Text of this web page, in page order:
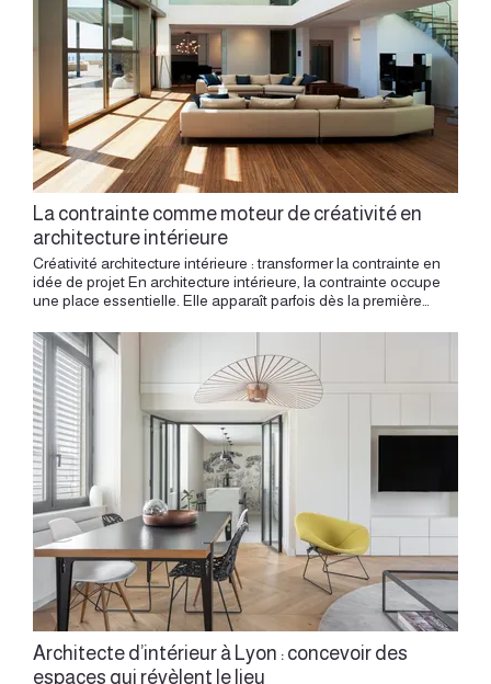
La contrainte comme moteur de créativité en
architecture intérieure
Créativité architecture intérieure : transformer la contrainte en idée de projet En architecture intérieure, la contrainte occupe une place essentielle. Elle apparaît parfois dès la première visite : un mur porteur, une faible lumière, une pièce étroite, une hauteur singulière, une gaine technique, un budget cadré, une copropriété exigeante, une surface compacte ou un volume difficile à lire. À première vue, elle semble limiter le projet. Pourtant, elle peut devenir le point de départ d’une idée forte. Une contrainte bien perçue peut devenir le point de départ d’une rénovation partielle précise et créative. Une contrainte oblige à regarder autrement. Elle invite à chercher une réponse plus précise, plus sensible, plus adaptée au lieu. Elle éloigne les solutions toutes faites et pousse le projet vers une forme plus personnelle. L’architecture intérieure se nourrit de cette tension. Entre le désir et le réel, entre l’usage et le bâti, entre la matière existante et l’intention nouvelle, la créativité trouve souvent son élan. Comprendre la contrainte avant de la transformer Une contrainte mérite d’abord d’être comprise. Elle porte une information sur le lieu. Un mur porteur raconte la structure. Une gaine indique l’organisation technique. Une pièce sombre révèle une relation particulière à la lumière. Une circulation étroite signale un usage à repenser. Une petite surface demande une hiérarchie plus claire. Dans un projet de rénovation intérieure, cette lecture devient déterminante. Avant de dessiner, il faut observer les volumes, les épaisseurs, les ouvertures, les réseaux, les sols, les plafonds, les usages et les proportions. Transformer une contrainte en projet demande des hypothèses, des plans et des arbitrages de conception. Cette analyse permet de distinguer ce qui doit guider le projet, ce qui peut évoluer et ce qui peut devenir une opportunité. La contrainte devient alors une matière de conception. Elle donne un cadre, et ce cadre permet de créer avec plus de justesse. Le mur porteur comme point d’appui Un mur porteur influence fortement un projet. Il peut empêcher une ouverture totale, orienter la distribution ou imposer une organisation particulière. Mais il peut aussi devenir un élément structurant, capable de donner du rythme et du caractère à l’espace. Plutôt que de chercher à l’effacer, le projet peut l’intégrer. Une ouverture cadrée peut créer une perspective entre la cuisine et le séjour. Une arche contemporaine peut adoucir une transition. Une bibliothèque peut venir s’appuyer sur le mur. Une couleur peut souligner sa présence. Un meuble sur mesure peut en faire un point d’ancrage. Dans un appartement ancien à Lyon, la structure participe souvent à l’identité du lieu. L’architecture intérieure permet de composer avec elle, en créant une transformation lisible et cohérente. Le mur devient alors plus qu’une limite. Il devient un repère. La petite surface, un laboratoire de précision Les petites surfaces demandent une grande exigence. Chaque mètre carré doit trouver une fonction. Chaque meuble doit avoir une raison d’être. Chaque circulation doit rester fluide. Chaque rangement doit apporter un vrai confort. Cette contrainte de surface stimule fortement la créativité. Un studio, un petit appartement ou une pièce compacte peut devenir un lieu très riche lorsque le projet travaille les usages avec précision. Un meuble peut accueillir plusieurs fonctions. Une banquette peut intégrer du rangement. Une table peut se rabattre. Une bibliothèque peut structurer une entrée. Un lit peut s’intégrer dans une composition murale. Une cuisine peut devenir un volume discret et élégant. La petite surface invite à dessiner juste. Elle demande moins d’accumulation et plus d’intelligence spatiale. Le projet gagne alors en clarté, en confort et en personnalité. La lumière limitée comme matière d’ambiance Une faible lumière naturelle est une contrainte fréquente dans les appartements urbains. À Lyon, certains logements donnent sur cour, certaines pièces sont profondes, certains rez-de-chaussée reçoivent une lumière douce, certaines distributions anciennes éloignent les pièces de vie des ouvertures. Cette situation demande une approche sensible. Il s’agit de capter la lumière disponible, de la diffuser et de créer une ambiance cohérente avec le lieu. Une teinte claire peut redonner de la respiration. Une matière mate peut adoucir les contrastes. Un miroir peut prolonger une perspective. Une verrière intérieure peut faire circuler la clarté. Un sol continu peut agrandir visuellement l’espace. L’éclairage artificiel prend alors une place essentielle. Il peut créer plusieurs scènes : lumière douce du soir, éclairage de lecture, lumière de cuisine, halo indirect, accent sur une matière, ligne lumineuse dans une bibliothèque. La contrainte lumineuse devient ainsi une invitation à travailler l’atmosphère avec finesse. Les volumes atypiques comme source d’identité Un volume atypique donne souvent beaucoup de caractère à un projet. Sous-pente, mezzanine, angle irrégulier, plafond bas, grande hauteur, pièce longue, alcôve, niche ou différence de niveau demandent une réponse spécifique. Ces particularités peuvent devenir la signature du lieu. Dans un appartement canut, la hauteur ouvre un imaginaire vertical : mezzanine, bibliothèque toute hauteur, escalier graphique, garde-corps ajouré, suspension généreuse, jeu de transparence. Dans un appartement ancien, une alcôve peut devenir un bureau, une banquette, un rangement ou une tête de lit. Dans une pièce longue, le mobilier peut créer des séquences : recevoir, lire, travailler, manger. Le volume guide le dessin. Un volume atypique peut devenir un projet singulier lorsque la contrainte nourrit la composition intérieure. L’architecture intérieure révèle ce qui rend l’espace singulier, puis transforme cette singularité en qualité d’usage. Les gaines et réseaux techniques comme éléments intégrés Les gaines, réseaux, arrivées d’eau, évacuations, radiateurs et contraintes électriques paraissent souvent très techniques. Pourtant, ils orientent une grande partie du projet. Une cuisine, une salle de bains, une buanderie ou des toilettes doivent dialoguer avec ces éléments invisibles ou semi-visibles. Leur emplacement influence le plan, les circulations et les choix d’agencement. La créativité consiste à les intégrer avec élégance. Une gaine peut disparaître dans un meuble toute hauteur. Un radiateur peut être accompagné par une tablette. Une colonne technique peut devenir le support d’une niche. Une évacuation peut guider l’emplacement d’une salle d’eau compacte. Un tableau électrique peut s’intégrer dans un meuble d’entrée. Le projet gagne en qualité lorsque la technique devient discrète, lisible et bien dessinée. L’usage reste fluide, l’espace garde sa cohérence. Le budget comme outil de choix Le budget est une contrainte structurante. Il invite à hiérarchiser les priorités, à choisir les interventions les plus justes et à placer les moyens là où ils auront le plus d’impact. Un projet créatif ne repose pas forcément sur la multiplication des gestes. Il peut naître d’un plan mieux pensé, d’une lumière plus précise, d’une matière bien choisie, d’un meuble sur mesure essentiel ou d’un détail soigné. Le budget permet de poser une question centrale : qu’est-ce qui transforme vraiment le lieu ? Parfois, la qualité vient d’une cuisine bien intégrée, d’un sol continu, d’une bibliothèque structurante, d’une entrée repensée ou d’une palette de couleurs très maîtrisée. La contrainte budgétaire invite à la précision. Elle donne au projet une forme plus concentrée, plus cohérente, plus durable. La copropriété comme cadre de projet Rénover un appartement en copropriété demande de composer avec un cadre collectif. Règlement, parties communes, structure, façade, horaires, accès, livraisons, protection des escaliers, relations avec le syndic et autorisations éventuelles influencent le déroulement du projet. Cette réalité peut sembler administrative. Elle fait pourtant partie de l’architecture du lieu. Un appartement appartient à un immeuble, à une façade, à une cage d’escalier, à une histoire partagée. Le projet doit s’inscrire dans cette échelle collective avec précision. La contrainte de copropriété invite à préparer le projet avec méthode. Elle encourage à clarifier les interventions, à documenter les décisions, à anticiper les accès et à respecter le bâti commun. Cette attention donne au chantier une meilleure fluidité et au projet une dimension plus responsable. Les contraintes patrimoniales comme fil conducteur Certains lieux portent une mémoire forte. Un appartement haussmannien, un canut, un immeuble Renaissance du Vieux Lyon, un logement ancien de la Presqu’île ou un bâtiment Art déco appellent une approche attentive. Les moulures, parquets, cheminées, portes anciennes, pierres, hauteurs et proportions donnent au projet une base précieuse. La contrainte patrimoniale devient alors un guide. Elle permet de choisir ce qui mérite d’être restauré, valorisé, prolongé ou interprété avec une écriture contemporaine. Un intérieur ancien peut accueillir des lignes actuelles, des matières sobres, une cuisine intégrée ou des agencements précis. Le projet doit simplement trouver le bon équilibre entre héritage et usage actuel. La mémoire du lieu devient une ressource créative. Elle donne de la profondeur à la transformation. La contrainte comme révélateur d’usage Chaque contrainte pose une question d’usage. Comment circuler plus naturellement ? Comment ranger avec plus d’élégance ? Comment cuisiner dans un espace compact ? Comment créer une chambre dans un volume existant ? Comment faire entrer la lumière plus loin ? Comment donner une fonction à un recoin ? Comment rendre une pièce plus calme ? Ces questions nourrissent la conception. Elles poussent à dépasser la réponse immédiate pour imaginer une solution plus fine. Un couloir devient bibliothèque. Une entrée devient vestiaire. Une sous-pente devient rangem
Architecte d’intérieur à Lyon : concevoir des
espaces qui révèlent le lieu